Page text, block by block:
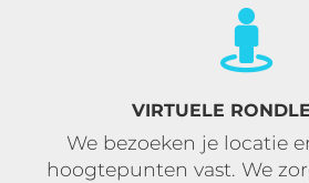
VIRTUELE
We bezoeken je locatie
hoogtepunten vast. We